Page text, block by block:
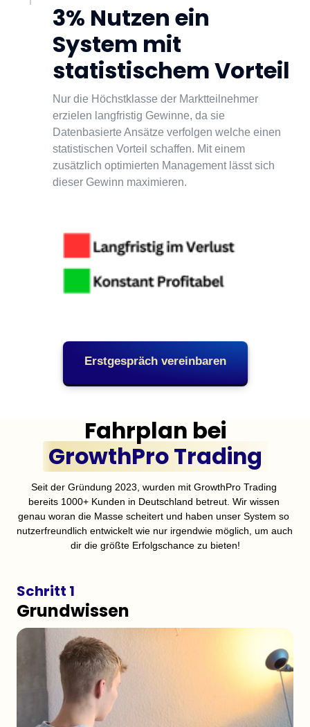
3% Nutzen ein
System mit
statistischem Vorteil
Nur die Höchstklasse der Marktteilnehmer
erzielen langfristig Gewinne, da sie
Datenbasierte Ansätze verfolgen welche einen
statistischen Vorteil schaffen. Mit einem
zusätzlich optimierten Management lässt sich
dieser Gewinn maximieren.
Erstgespräch vereinbaren
GrowthPro Trading
Seit der Gründung 2023, wurden mit GrowthPro Trading
bereits 1000+ Kunden in Deutschland betreut. Wir wissen
genau woran die Masse scheitert und haben unser System so
nutzerfreundlich entwickelt wie nur irgendwie möglich, um auch
dir die größte Erfolgschance zu bieten!
Schritt 1
Grundwissen